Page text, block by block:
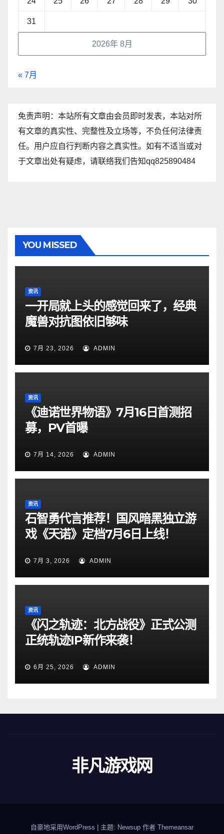
2026年 8月
31
« 7月
免责声明：本站所有文章由会员即时发表，本站对所
有文章的真实性、完整性及立场等，不负任何法律责
任。用户应自行判断内容之真实性。如有不适当或对
于文章出处有疑虑，请联络我们告知qq825890484
YOU MISSED
资讯
一开局就上头的感觉回来了，经典
魔兽对抗图依旧够味
7月 23, 2026 ADMIN
资讯
《迪诺世界物语》7月16日首测招
募，PV首曝
7月 14, 2026 ADMIN
资讯
石智勇代言推荐！国风暗黑独立游
戏《天诺》定档7月6日上线！
7月 3, 2026 ADMIN
资讯
《闪之轨迹：北方战役》正式公测
正统轨迹IP新作来袭！
6月 25, 2026 ADMIN
非凡游戏网
自豪地采用WordPress 主题: Newsup 作者 Themeansar